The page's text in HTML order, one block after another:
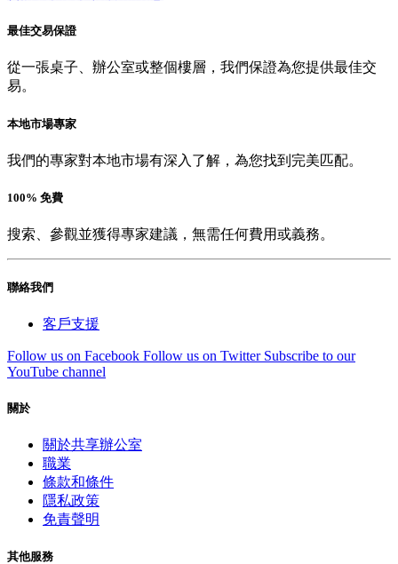
最佳交易保證
從一張桌子、辦公室或整個樓層，我們保證為您提供最佳交
易。
本地市場專家
我們的專家對本地市場有深入了解，為您找到完美匹配。
100% 免費
搜索、參觀並獲得專家建議，無需任何費用或義務。
聯絡我們
客戶支援
Follow us on Facebook Follow us on Twitter Subscribe to our
YouTube channel
關於
關於共享辦公室
職業
條款和條件
隱私政策
免責聲明
其他服務